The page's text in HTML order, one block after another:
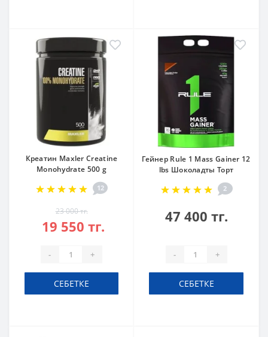
Креатин Maxler Creatine
Monohydrate 500 g
12
23 000 тг.
19 550 тг.
- +
СЕБЕТКЕ
Гейнер Rule 1 Mass Gainer 12
lbs Шоколадты Торт
2
47 400 тг.
- +
СЕБЕТКЕ